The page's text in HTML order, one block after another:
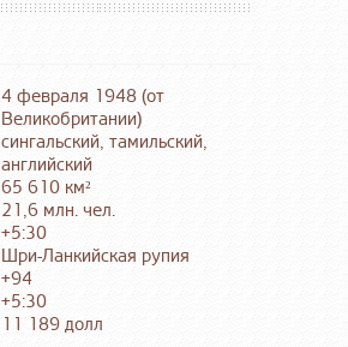
4 февраля 1948 (от
Великобритании)
сингальский, тамильский,
английский
65 610 км²
21,6 млн. чел.
+5:30
Шри-Ланкийская рупия
+94
+5:30
11 189 долл